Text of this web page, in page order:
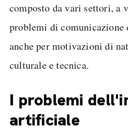
composto da vari settori, a
problemi di
anche per motivazioni di
culturale e tecnica.
I problemi
artificiale